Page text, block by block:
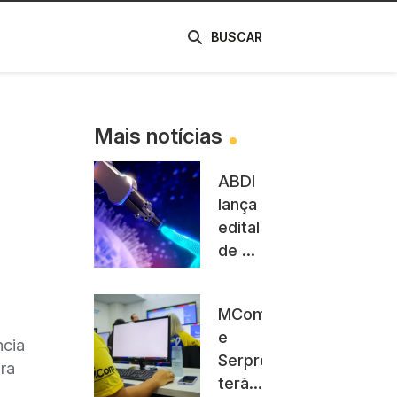
BUSCAR
Mais notícias
ABDI
lança
edital
de R$
para
financiar
provas
de
MCom
e
Serpro
terão